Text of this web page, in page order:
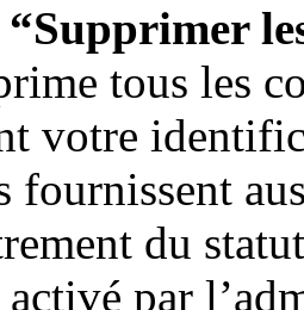
tous les
votre
fournissent
du
activé par